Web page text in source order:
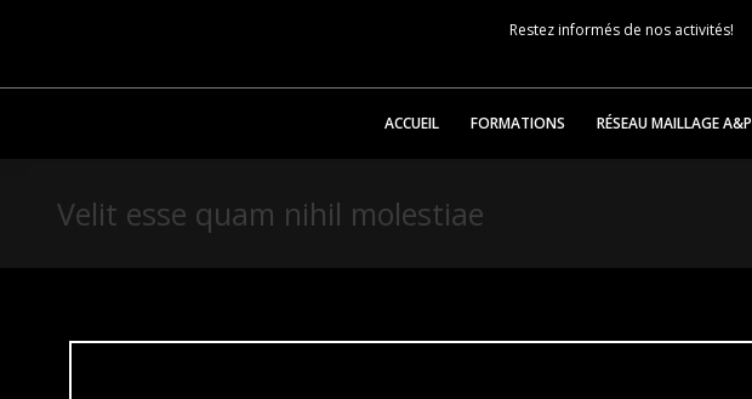
ACCUEIL FORMATIONS RÉSEAU MAILLAGE A&P
Velit esse quam nihil molestiae
Restez informés de nos activités!